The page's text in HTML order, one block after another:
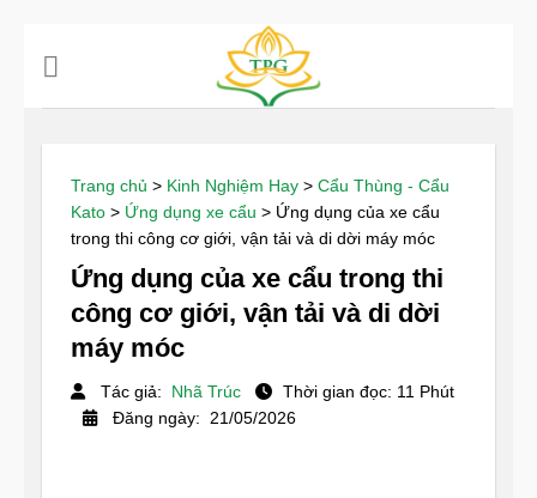
Trang chủ > Kinh Nghiệm Hay > Cẩu Thùng - Cẩu
Kato > Ứng dụng xe cẩu > Ứng dụng của xe cẩu
trong thi công cơ giới, vận tải và di dời máy móc
Ứng dụng của xe cẩu trong thi
công cơ giới, vận tải và di dời
máy móc
Tác giả: Nhã Trúc
Thời gian đọc: 11 Phút
Đăng ngày: 21/05/2026